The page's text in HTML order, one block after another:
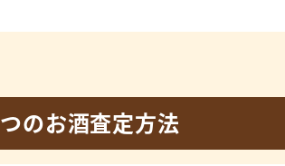
つのお酒査定方法